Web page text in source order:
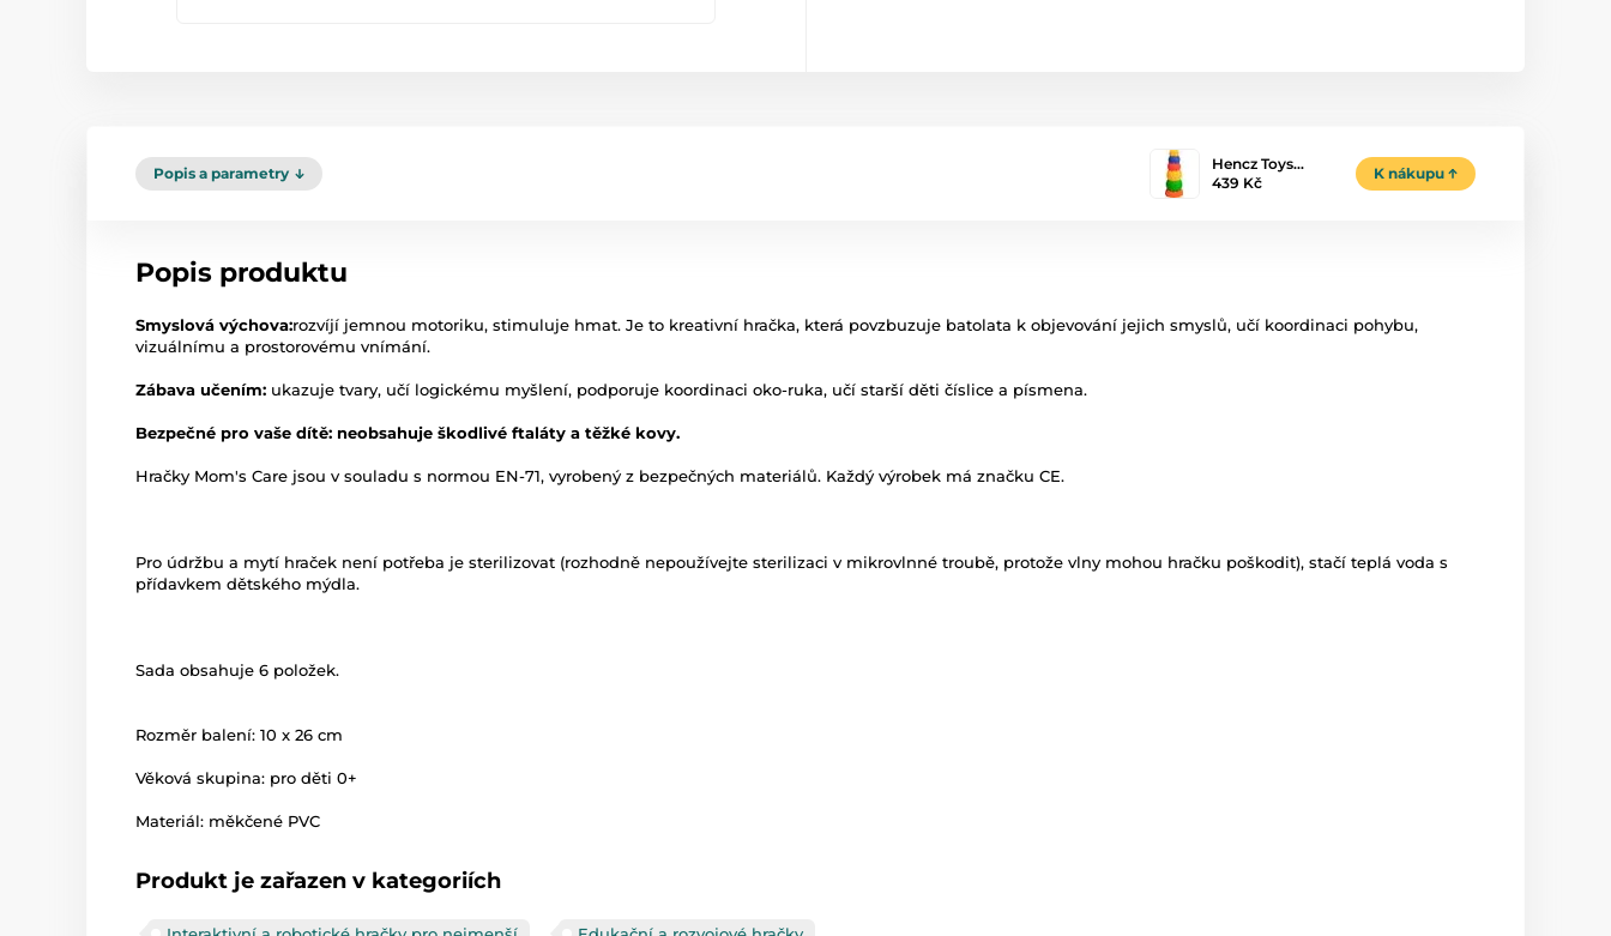
Popis a parametry
Hencz Toys…
439 Kč
K nákupu
Popis produktu
Smyslová výchova:rozvíjí jemnou motoriku, stimuluje hmat. Je to kreativní hračka, která povzbuzuje batolata k objevování jejich smyslů, učí koordinaci pohybu,
vizuálnímu a prostorovému vnímání.
Zábava učením: ukazuje tvary, učí logickému myšlení, podporuje koordinaci oko-ruka, učí starší děti číslice a písmena.
Bezpečné pro vaše dítě: neobsahuje škodlivé ftaláty a těžké kovy.
Hračky Mom's Care jsou v souladu s normou EN-71, vyrobený z bezpečných materiálů. Každý výrobek má značku CE.
Pro údržbu a mytí hraček není potřeba je sterilizovat (rozhodně nepoužívejte sterilizaci v mikrovlnné troubě, protože vlny mohou hračku poškodit), stačí teplá voda s
přídavkem dětského mýdla.
Sada obsahuje 6 položek.
Rozměr balení: 10 x 26 cm
Věková skupina: pro děti 0+
Materiál: měkčené PVC
Produkt je zařazen v kategoriích